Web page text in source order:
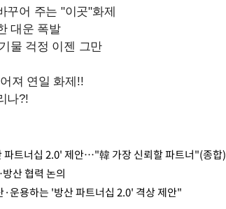
파트너십 2.0' 제안…"韓 가장 신뢰할 파트너"(종합)
산 협력 논의
운용하는 '방산 파트너십 2.0' 격상 제안"